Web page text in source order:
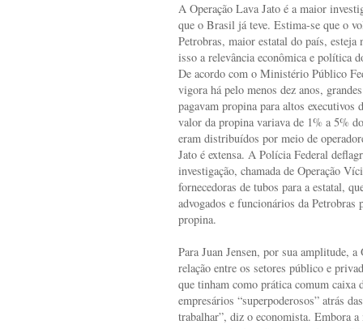
A Operação Lava Jato é a maior
que o Brasil já teve. Estima-se que o
Petrobras, maior estatal do país, esteja
isso a relevância econômica e política
De acordo com o Ministério Público
vigora há pelo menos dez anos,
pagavam propina para altos executivos
valor da propina variava de 1% a 5%
eram distribuídos por meio de
Jato é extensa. A Polícia Federal
investigação, chamada de Operação
fornecedoras de tubos para a estatal,
advogados e funcionários da Petrobras
propina.
Para Juan Jensen, por sua amplitude,
relação entre os setores público e
que tinham como prática comum caixa
empresários “superpoderosos” atrás
trabalhar”, diz o economista. Embora